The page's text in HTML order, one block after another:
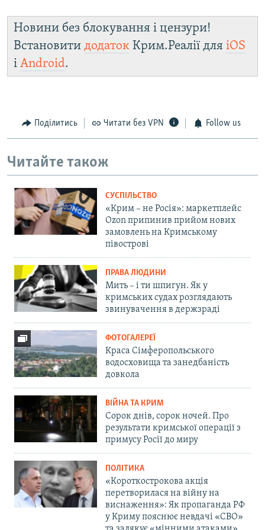
Новини без блокування і цензури!
Встановити додаток Крим.Реалії для iOS
і Android.
Поділитись Читати без VPN Follow us
Читайте також
СУСПІЛЬСТВО
«Крим – не Росія»: маркетплейс
Ozon припинив прийом нових
замовлень на Кримському
півострові
ПРАВА ЛЮДИНИ
Мить – і ти шпигун. Як у
кримських судах розглядають
звинувачення в держзраді
ФОТОГАЛЕРЕЇ
Краса Сімферопольського
водосховища та занедбаність
довкола
ВІЙНА ТА КРИМ
Сорок днів, сорок ночей. Про
результати кримської операції з
примусу Росії до миру
ПОЛІТИКА
«Короткострокова акція
перетворилася на війну на
виснаження»: Як пропаганда РФ
у Криму пояснює невдачі «СВО»